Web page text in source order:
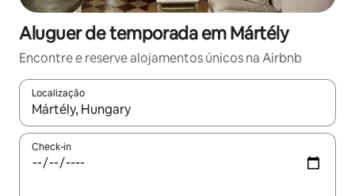
Aluguer de temporada em Mártély
Encontre e reserve alojamentos únicos na Airbnb
Localização
Quando os resultados estiverem disponíveis, navegue com
Check-in